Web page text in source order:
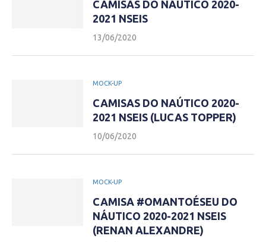
CAMISAS DO NÁUTICO 2020-
2021 NSEIS
13/06/2020
MOCK-UP
CAMISAS DO NAÚTICO 2020-
2021 NSEIS (LUCAS TOPPER)
10/06/2020
MOCK-UP
CAMISA #OMANTOÉSEU DO
NÁUTICO 2020-2021 NSEIS
(RENAN ALEXANDRE)